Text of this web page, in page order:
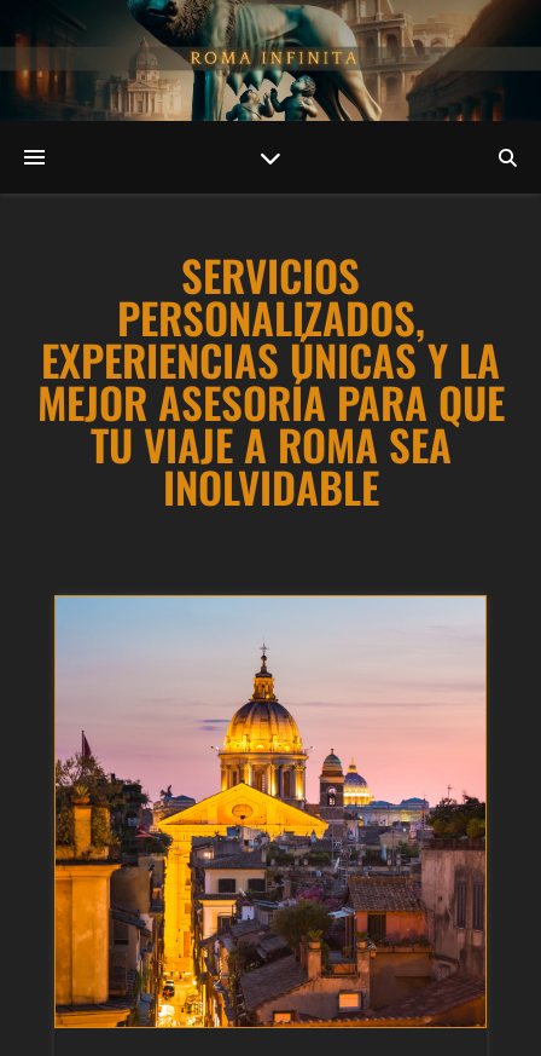
SERVICIOS
PERSONALIZADOS,
EXPERIENCIAS ÚNICAS Y LA
MEJOR ASESORÍA PARA QUE
TU VIAJE A ROMA SEA
INOLVIDABLE